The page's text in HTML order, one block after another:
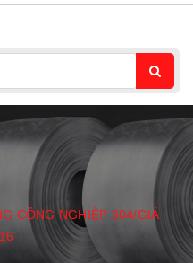
CÔNG NGHIỆP 304/GIÁ